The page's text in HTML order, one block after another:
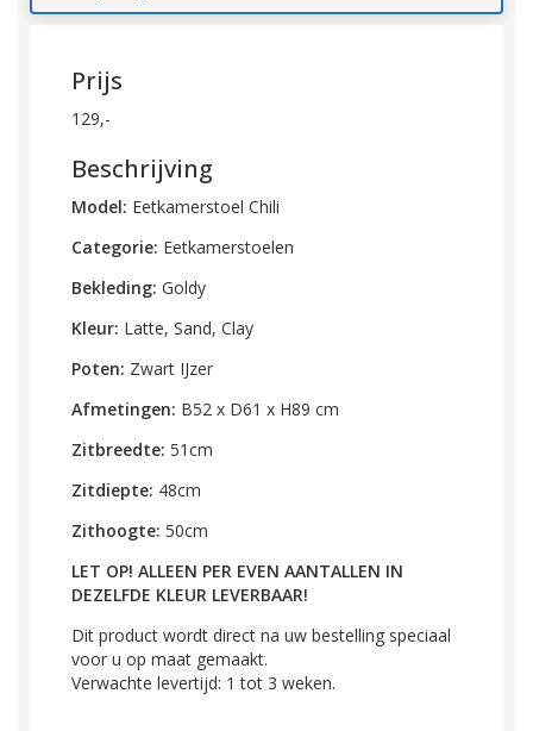
Prijs
129,-
Beschrijving
Model: Eetkamerstoel Chili
Categorie: Eetkamerstoelen
Bekleding: Goldy
Kleur: Latte, Sand, Clay
Poten: Zwart IJzer
Afmetingen: B52 x D61 x H89 cm
Zitbreedte: 51cm
Zitdiepte: 48cm
Zithoogte: 50cm
LET OP! ALLEEN PER EVEN AANTALLEN IN
DEZELFDE KLEUR LEVERBAAR!
Dit product wordt direct na uw bestelling speciaal
voor u op maat gemaakt.
Verwachte levertijd: 1 tot 3 weken.